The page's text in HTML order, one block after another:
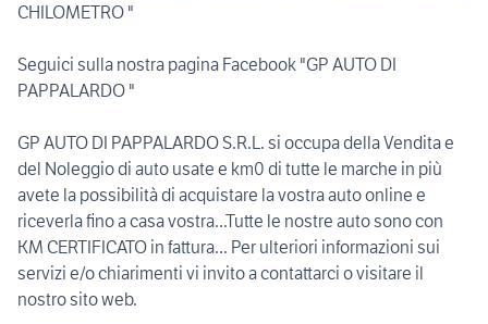
CHILOMETRO "
Seguici sulla nostra pagina Facebook "GP AUTO DI
PAPPALARDO "
GP AUTO DI PAPPALARDO S.R.L. si occupa della Vendita e
del Noleggio di auto usate e km0 di tutte le marche in più
avete la possibilità di acquistare la vostra auto online e
riceverla fino a casa vostra...Tutte le nostre auto sono con
KM CERTIFICATO in fattura... Per ulteriori informazioni sui
servizi e/o chiarimenti vi invito a contattarci o visitare il
nostro sito web.